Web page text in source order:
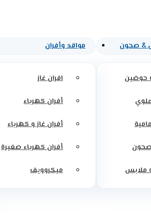
& صحون
حوضين
ملابس
مواقد وأفران
افران غاز
أفران كهرباء
أفران غاز و كهرباء
أفران كهرباء صغيرة
ميكروويف